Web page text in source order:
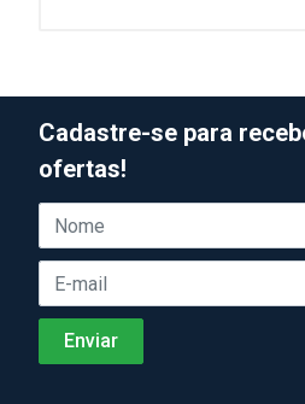
Cadastre-se para
ofertas!